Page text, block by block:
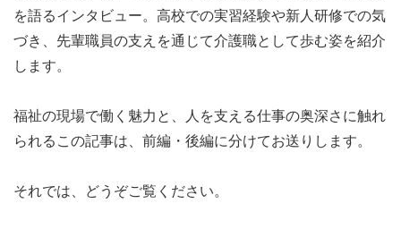
を語るインタビュー。高校での実習経験や新人研修での気
づき、先輩職員の支えを通じて介護職として歩む姿を紹介
します。
福祉の現場で働く魅力と、人を支える仕事の奥深さに触れ
られるこの記事は、前編・後編に分けてお送りします。
それでは、どうぞご覧ください。